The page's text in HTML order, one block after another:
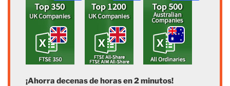
¡Ahorra decenas de horas en 2 minutos!